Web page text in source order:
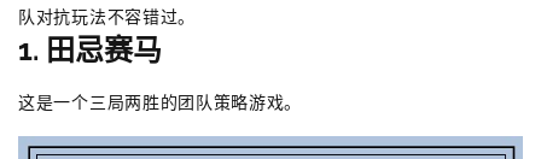
队对抗玩法不容错过。
1. 田忌赛马
这是一个三局两胜的团队策略游戏。